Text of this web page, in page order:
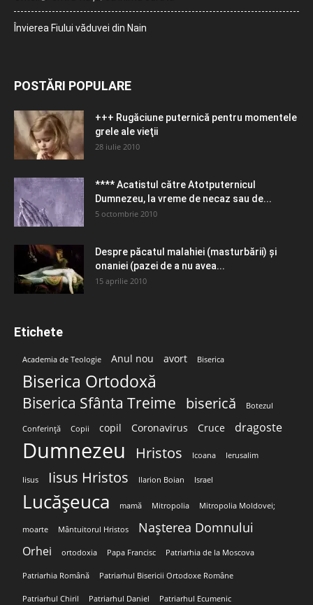
Învierea Fiului văduvei din Nain
POSTĂRI POPULARE
+++ Rugăciune puternică pentru momentele
grele ale vieţii
28 iulie 2010
**** Acatistul către Atotputernicul
Dumnezeu, la vreme de necaz sau de...
5 octombrie 2010
Despre păcatul malahiei (masturbării) şi
onaniei (pazei de a nu avea...
15 aprilie 2010
Etichete
Academia de Teologie Anul nou avort Biserica
Biserica Ortodoxă
Biserica Sfânta Treime biserică Botezul
Conferință Copii copil Coronavirus Cruce dragoste
Dumnezeu Hristos Icoana Ierusalim
Iisus Iisus Hristos Ilarion Boian Israel
Lucășeuca mamă Mitropolia Mitropolia Moldovei;
moarte Mântuitorul Hristos Nașterea Domnului
Orhei ortodoxia Papa Francisc Patriarhia de la Moscova
Patriarhia Română Patriarhul Bisericii Ortodoxe Române
Patriarhul Chiril Patriarhul Daniel Patriarhul Ecumenic